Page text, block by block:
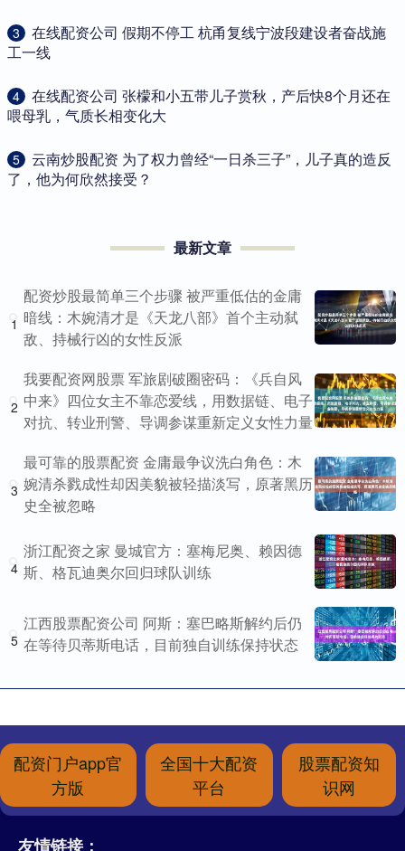
3
​在线配资公司 假期不停工 杭甬复线宁波段建设者奋战施
工一线
4
​在线配资公司 张檬和小五带儿子赏秋，产后快8个月还在
喂母乳，气质长相变化大
5
​云南炒股配资 为了权力曾经“一日杀三子”，儿子真的造反
了，他为何欣然接受？
最新文章
1
配资炒股最简单三个步骤 被严重低估的金庸
暗线：木婉清才是《天龙八部》首个主动弑
敌、持械行凶的女性反派
2
我要配资网股票 军旅剧破圈密码：《兵自风
中来》四位女主不靠恋爱线，用数据链、电子
对抗、转业刑警、导调参谋重新定义女性力量
3
最可靠的股票配资 金庸最争议洗白角色：木
婉清杀戮成性却因美貌被轻描淡写，原著黑历
史全被忽略
4
浙江配资之家 曼城官方：塞梅尼奥、赖因德
斯、格瓦迪奥尔回归球队训练
5
江西股票配资公司 阿斯：塞巴略斯解约后仍
在等待贝蒂斯电话，目前独自训练保持状态
配资门户app官
方版
全国十大配资
平台
股票配资知
识网
友情链接：